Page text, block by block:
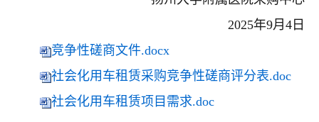
2025年9月 4 日
竞争性磋商文件.docx
社会化用车租赁采购竞争性磋商评分表.doc
社会化用车租赁项目需求.doc